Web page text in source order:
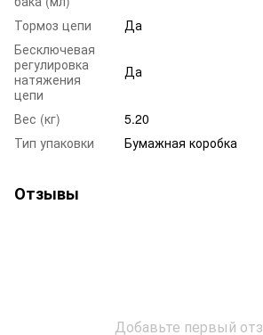
Тормоз цепи
Да
Бесключевая
регулировка
натяжения
цепи
Да
Вес (кг)
5.20
Тип упаковки
Бумажная коробка
Отзывы
Добавьте первый